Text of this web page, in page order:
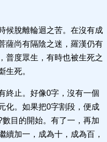
候脫離輪迴之苦。在沒有成
薩尚有隔陰之迷，羅漢仍有
普度眾生，有時也被生死之
生死。
終止。好像0字，沒有一個
化。如果把0字割段，便成
目的開始。有了一，再加
續加一，成為十，成為百，